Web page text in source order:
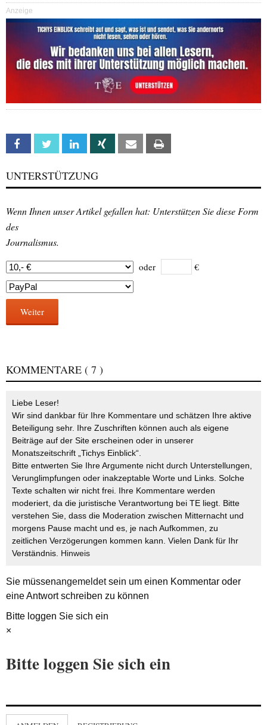
Anzeige
Facebook Twitter Linkedin Xing Email
UNTERSTÜTZUNG
Wenn Ihnen unser Artikel gefallen hat: Unterstützen Sie diese Form
des
Journalismus.
oder €
Weiter
KOMMENTARE ( 7 )
Liebe Leser!
Wir sind dankbar für Ihre Kommentare und schätzen Ihre aktive
Beteiligung sehr. Ihre Zuschriften können auch als eigene
Beiträge auf der Site erscheinen oder in unserer
Monatszeitschrift „Tichys Einblick“.
Bitte entwerten Sie Ihre Argumente nicht durch Unterstellungen,
Verunglimpfungen oder inakzeptable Worte und Links. Solche
Texte schalten wir nicht frei. Ihre Kommentare werden
moderiert, da die juristische Verantwortung bei TE liegt. Bitte
verstehen Sie, dass die Moderation zwischen Mitternacht und
morgens Pause macht und es, je nach Aufkommen, zu
zeitlichen Verzögerungen kommen kann. Vielen Dank für Ihr
Verständnis. Hinweis
Sie müssenangemeldetsein um einen Kommentar oder
eine Antwort schreiben zu können
Bitte loggen Sie sich ein
×
Bitte loggen Sie sich ein